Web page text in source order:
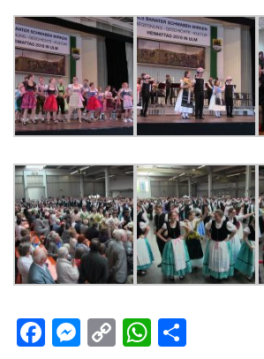
Facebook
Messenger
CopyWhatsApp